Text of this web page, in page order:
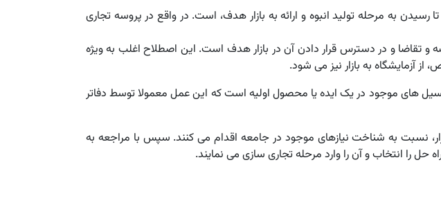
رسیدن به مرحله تولید انبوه و ارائه به بازار هدف، است. در واقع در پروسه تجاری
و تقاضا و در دسترس قرار دادن آن در بازار هدف است. این اصطلاح اغلب به ویژه
آزمایشگاه به بازار نیز می شود.
های موجود در یک ایده یا محصول اولیه است که این عمل معمولا توسط دفاتر
نسبت به شناخت نیازهای موجود در جامعه اقدام می کنند. سپس با مراجعه به
حل را انتخاب و آن را وارد مرحله تجاری سازی می نمایند.